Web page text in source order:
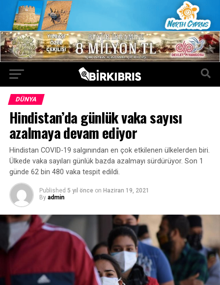
DÜNYA
Hindistan’da günlük vaka sayısı
azalmaya devam ediyor
Hindistan COVID-19 salgınından en çok etkilenen ülkelerden biri.
Ülkede vaka sayıları günlük bazda azalmayı sürdürüyor. Son 1
günde 62 bin 480 vaka tespit edildi.
Published 5 yıl önce on Haziran 19, 2021
By admin